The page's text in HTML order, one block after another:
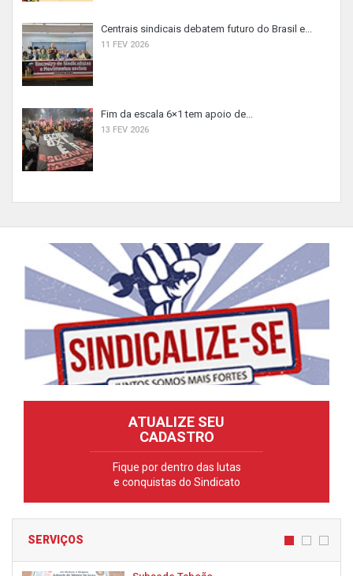
Centrais sindicais debatem futuro do Brasil e...
11 FEV 2026
Fim da escala 6×1 tem apoio de...
13 FEV 2026
ATUALIZE SEU
CADASTRO
Fique por dentro das lutas
e conquistas do Sindicato
SERVIÇOS